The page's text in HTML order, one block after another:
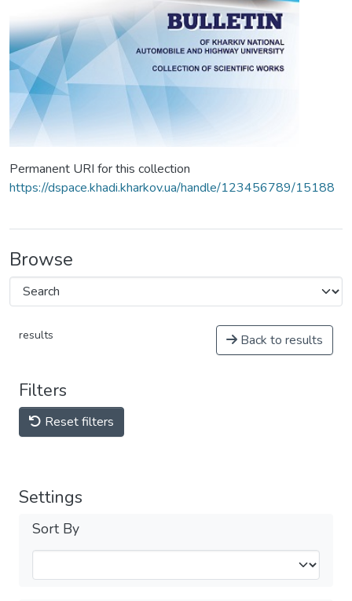
Permanent URI for this collection
https://dspace.khadi.kharkov.ua/handle/123456789/15188
Browse
results Back to results
Filters
Reset filters
Settings
Sort By